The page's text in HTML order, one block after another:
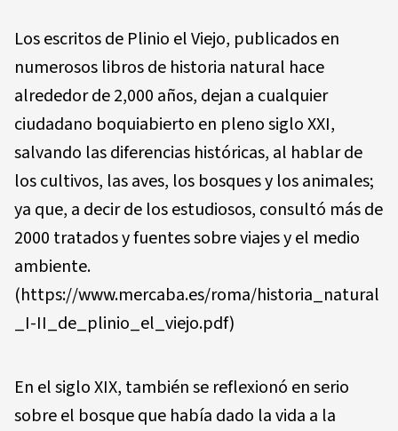
Los escritos de Plinio el Viejo, publicados en
numerosos libros de historia natural hace
alrededor de 2,000 años, dejan a cualquier
ciudadano boquiabierto en pleno siglo XXI,
salvando las diferencias históricas, al hablar de
los cultivos, las aves, los bosques y los animales;
ya que, a decir de los estudiosos, consultó más de
2000 tratados y fuentes sobre viajes y el medio
ambiente.
(https://www.mercaba.es/roma/historia_natural
_I-II_de_plinio_el_viejo.pdf)
En el siglo XIX, también se reflexionó en serio
sobre el bosque que había dado la vida a la